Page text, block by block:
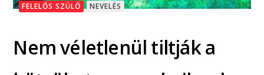
FELELŐS SZÜLŐ NEVELÉS
Nem véletlenül tiltják a